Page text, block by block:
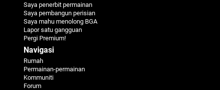
Saya penerbit permainan
Saya pembangun perisian
Saya mahu menolong BGA
Lapor satu gangguan
Pergi Premium!
Navigasi
Rumah
Permainan-permainan
Kommuniti
Forum